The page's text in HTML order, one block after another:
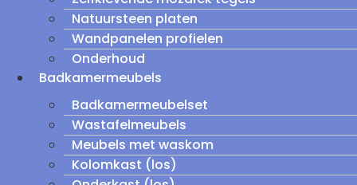
Natuursteen platen
Wandpanelen profielen
Onderhoud
Badkamermeubels
Badkamermeubelset
Wastafelmeubels
Meubels met waskom
Kolomkast (los)